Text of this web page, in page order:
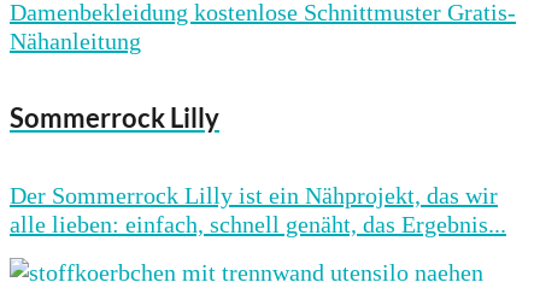
Sommerrock Lilly
Der Sommerrock Lilly ist ein Nähprojekt, das wir
alle lieben: einfach, schnell genäht, das Ergebnis...